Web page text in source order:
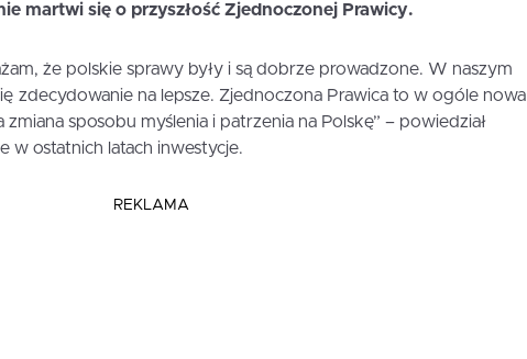
martwi się o przyszłość Zjednoczonej Prawicy.
że polskie sprawy były i są dobrze prowadzone. W naszym
zdecydowanie na lepsze. Zjednoczona Prawica to w ogóle nowa
zmiana sposobu myślenia i patrzenia na Polskę” – powiedział
w ostatnich latach inwestycje.
REKLAMA